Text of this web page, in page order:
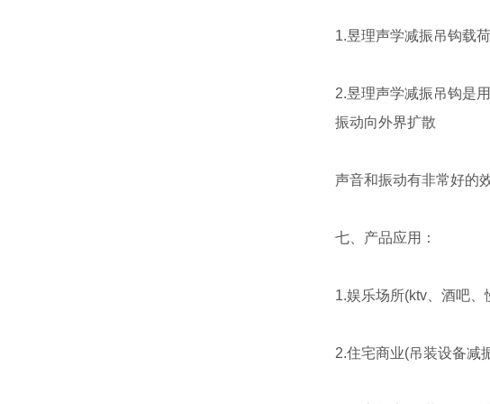
1.昱理声学减振吊钩载
2.昱理声学减振吊钩是
振动向外界扩散
声音和振动有非常好的效
七、产品应用：
1.娱乐场所(ktv、酒吧
2.住宅商业(吊装设备减